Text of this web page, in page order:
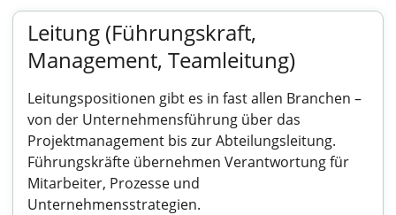
Leitung (Führungskraft,
Management, Teamleitung)
Leitungspositionen gibt es in fast allen Branchen –
von der Unternehmensführung über das
Projektmanagement bis zur Abteilungsleitung.
Führungskräfte übernehmen Verantwortung für
Mitarbeiter, Prozesse und
Unternehmensstrategien.